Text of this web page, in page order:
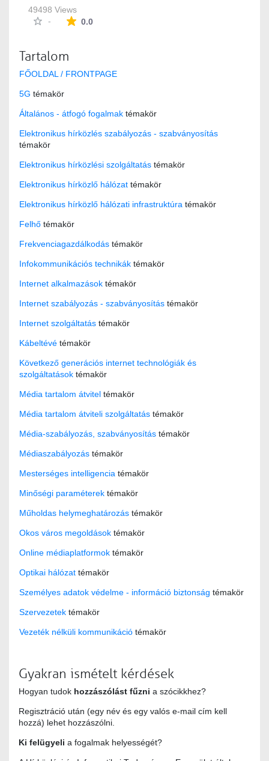
49498 Views
-
0.0The average rating is 0 stars out of 5.
Tartalom
FŐOLDAL / FRONTPAGE
5G témakör
Általános - átfogó fogalmak témakör
Elektronikus hírközlés szabályozás - szabványosítás
témakör
Elektronikus hírközlési szolgáltatás témakör
Elektronikus hírközlő hálózat témakör
Elektronikus hírközlő hálózati infrastruktúra témakör
Felhő témakör
Frekvenciagazdálkodás témakör
Infokommunikációs technikák témakör
Internet alkalmazások témakör
Internet szabályozás - szabványosítás témakör
Internet szolgáltatás témakör
Kábeltévé témakör
Következő generációs internet technológiák és
szolgáltatások témakör
Média tartalom átvitel témakör
Média tartalom átviteli szolgáltatás témakör
Média-szabályozás, szabványosítás témakör
Médiaszabályozás témakör
Mesterséges intelligencia témakör
Minőségi paraméterek témakör
Műholdas helymeghatározás témakör
Okos város megoldások témakör
Online médiaplatformok témakör
Optikai hálózat témakör
Személyes adatok védelme - információ biztonság témakör
Szervezetek témakör
Vezeték nélküli kommunikáció témakör
Gyakran ismételt kérdések
Hogyan tudok hozzászólást fűzni a szócikkhez?
Regisztráció után (egy név és egy valós e-mail cím kell
hozzá) lehet hozzászólni.
Ki felügyeli a fogalmak helyességét?